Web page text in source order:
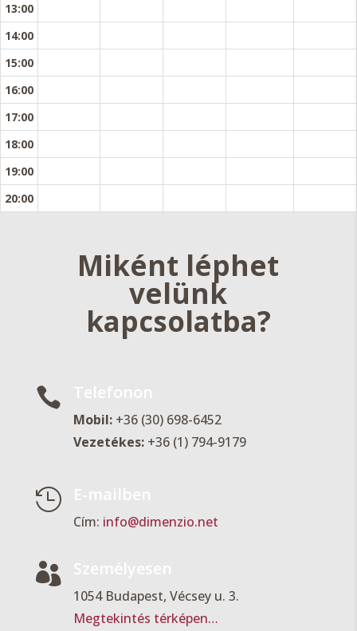
13:00
14:00
15:00
16:00
17:00
18:00
19:00
20:00
Miként léphet
velünk
kapcsolatba?

Mobil:+36 (30) 698-6452
Vezetékes:+36 (1) 794-9179

Cím: info@dimenzio.net

1054 Budapest, Vécsey u. 3.
Megtekintés térképen…